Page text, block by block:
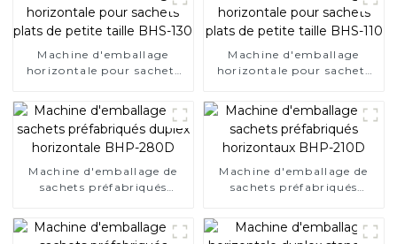
Machine d'emballage
horizontale pour sachets
Machine d'emballage
horizontale pour sachets
Machine d'emballage de
sachets préfabriqués
Machine d'emballage de
sachets préfabriqués